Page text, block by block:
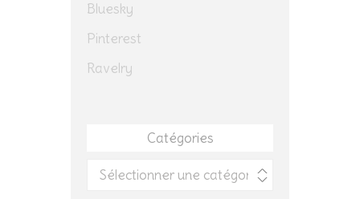
Bluesky
Pinterest
Ravelry
Catégories
Catégories